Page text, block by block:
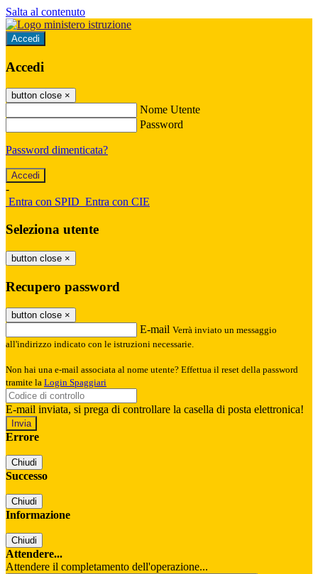
Salta al contenuto
Accedi
Accedi
button close ×
Nome Utente
Password
Password dimenticata?
-
Entra con SPID Entra con CIE
Seleziona utente
button close ×
Recupero password
button close ×
E-mail Verrà inviato un messaggio
all'indirizzo indicato con le istruzioni necessarie.
Non hai una e-mail associata al nome utente? Effettua il reset della password
tramite la Login Spaggiari
E-mail inviata, si prega di controllare la casella di posta elettronica!
Errore
Chiudi
Successo
Chiudi
Informazione
Chiudi
Attendere...
Attendere il completamento dell'operazione...